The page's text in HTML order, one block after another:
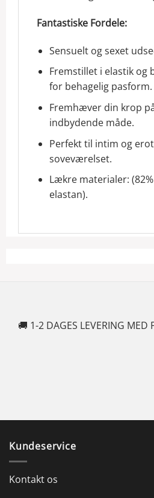
Fantastiske Fordele:
Sensuelt og sexet
Fremstillet i elastik og
for behagelig pasform.
Fremhæver din krop
indbydende måde.
Perfekt til intim og
soveværelset.
Lækre materialer:
elastan).
🚚 1-2 DAGES LEVERING MED
Kundeservice
Kontakt os